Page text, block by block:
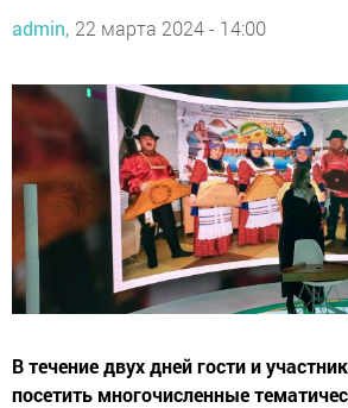
admin, 22 марта 2024 - 14:00
В течение двух дней гости и
посетить многочисленные